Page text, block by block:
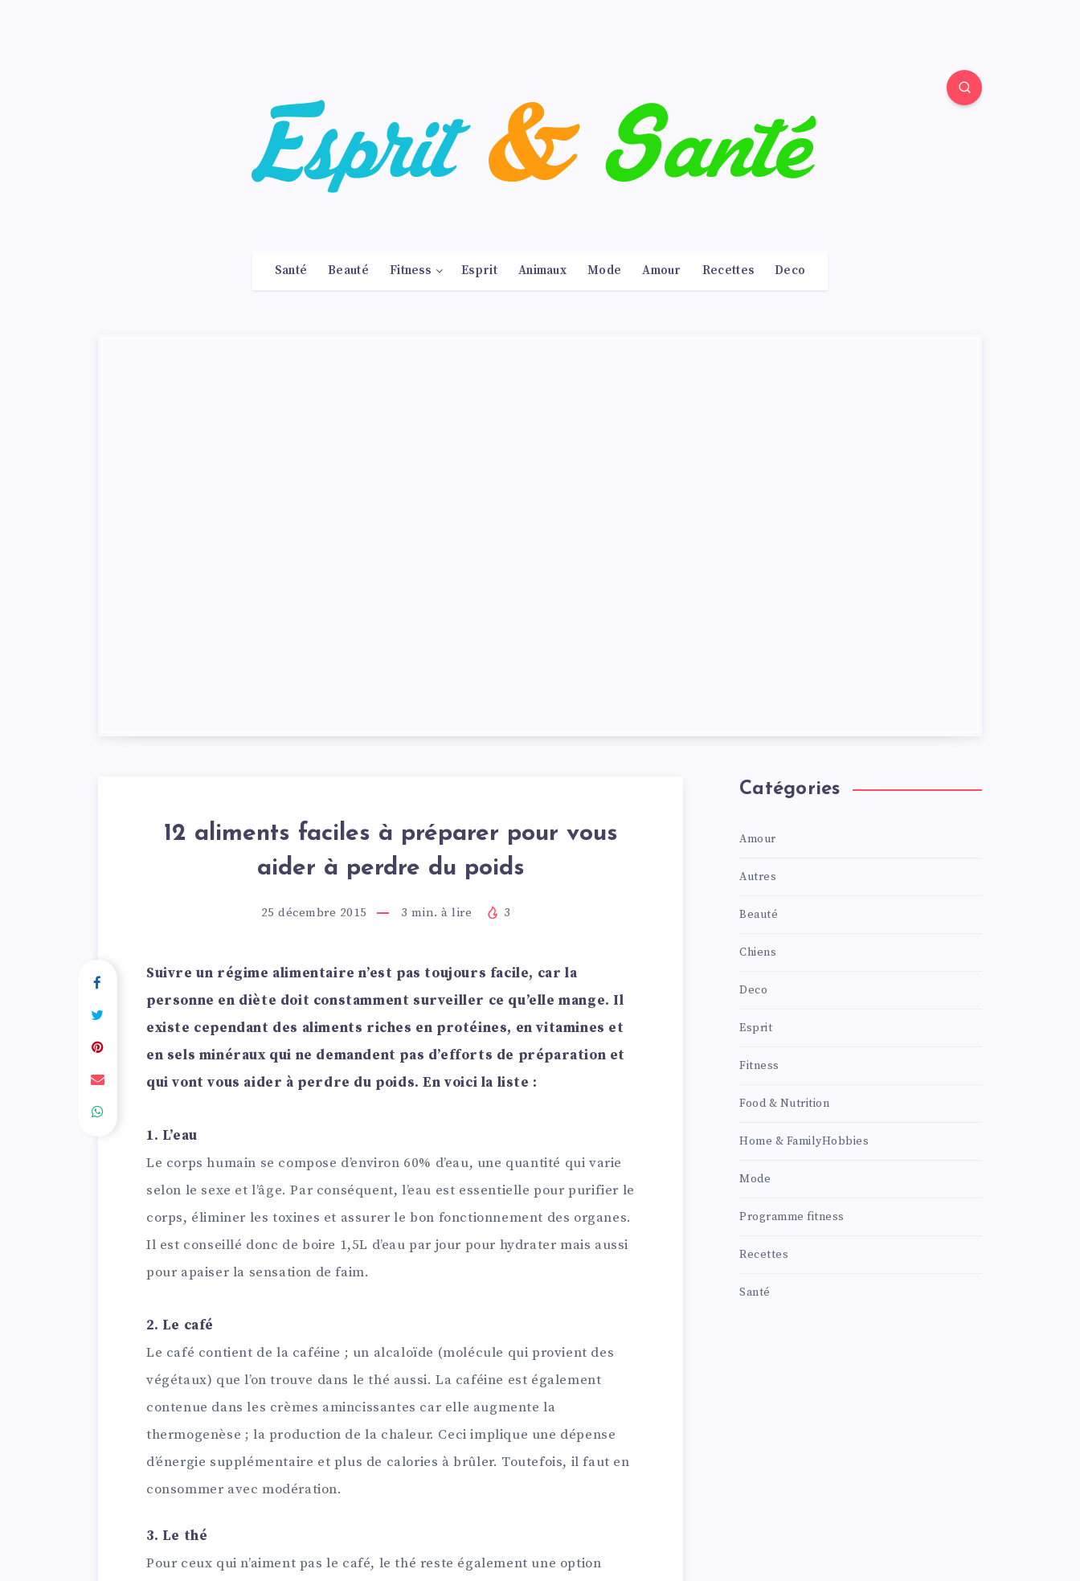
Santé Beauté Fitness Esprit Animaux Mode Amour Recettes Deco
12 aliments faciles à préparer pour vous
aider à perdre du poids
25 décembre 2015 3 min. à lire 3
Suivre un régime alimentaire n’est pas toujours facile, car la
personne en diète doit constamment surveiller ce qu’elle mange. Il
existe cependant des aliments riches en protéines, en vitamines et
en sels minéraux qui ne demandent pas d’efforts de préparation et
qui vont vous aider à perdre du poids. En voici la liste :
1. L’eau
Le corps humain se compose d’environ 60% d’eau, une quantité qui varie
selon le sexe et l’âge. Par conséquent, l’eau est essentielle pour purifier le
corps, éliminer les toxines et assurer le bon fonctionnement des organes.
Il est conseillé donc de boire 1,5L d’eau par jour pour hydrater mais aussi
pour apaiser la sensation de faim.
2. Le café
Le café contient de la caféine ; un alcaloïde (molécule qui provient des
végétaux) que l’on trouve dans le thé aussi. La caféine est également
contenue dans les crèmes amincissantes car elle augmente la
thermogenèse ; la production de la chaleur. Ceci implique une dépense
d’énergie supplémentaire et plus de calories à brûler. Toutefois, il faut en
consommer avec modération.
3. Le thé
Pour ceux qui n’aiment pas le café, le thé reste également une option
Catégories
Amour
Autres
Beauté
Chiens
Deco
Esprit
Fitness
Food & Nutrition
Home & FamilyHobbies
Mode
Programme fitness
Recettes
Santé